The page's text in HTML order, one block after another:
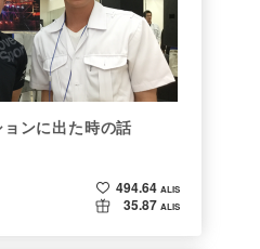
ンに出た時の話
494.64 ALIS
35.87 ALIS